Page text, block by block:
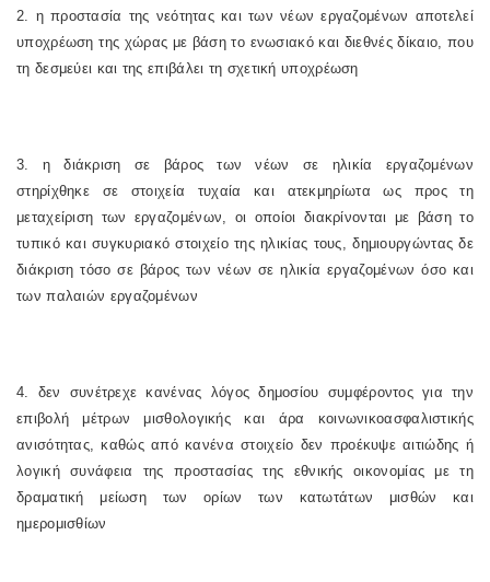
2. η προστασία της νεότητας και των νέων εργαζομένων αποτελεί
υποχρέωση της χώρας με βάση το ενωσιακό και διεθνές δίκαιο, που
τη δεσμεύει και της επιβάλει τη σχετική υποχρέωση
3. η διάκριση σε βάρος των νέων σε ηλικία εργαζομένων
στηρίχθηκε σε στοιχεία τυχαία και ατεκμηρίωτα ως προς τη
μεταχείριση των εργαζομένων, οι οποίοι διακρίνονται με βάση το
τυπικό και συγκυριακό στοιχείο της ηλικίας τους, δημιουργώντας δε
διάκριση τόσο σε βάρος των νέων σε ηλικία εργαζομένων όσο και
των παλαιών εργαζομένων
4. δεν συνέτρεχε κανένας λόγος δημοσίου συμφέροντος για την
επιβολή μέτρων μισθολογικής και άρα κοινωνικοασφαλιστικής
ανισότητας, καθώς από κανένα στοιχείο δεν προέκυψε αιτιώδης ή
λογική συνάφεια της προστασίας της εθνικής οικονομίας με τη
δραματική μείωση των ορίων των κατωτάτων μισθών και
ημερομισθίων